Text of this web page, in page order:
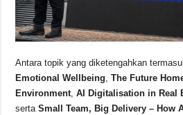
Antara topik yang diketengahkan
Emotional Wellbeing,The Future
Environment,AI Digitalisation in Real
sertaSmall Team, Big Delivery – How